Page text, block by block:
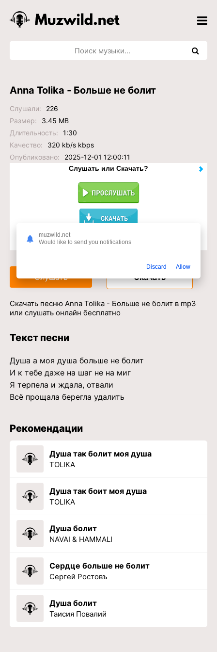
Anna Tolika - Больше не болит
Слушали:
226
Размер:
3.45 MB
Длительность:
1:30
Качество:
320 kb/s kbps
Опубликовано:
2025-12-01 12:00:11
Слушать или Скачать?
Доступ к музыкальному сервису
Слушать Скачать
Скачать песню Anna Tolika - Больше не болит в mp3
или слушать онлайн бесплатно
Текст песни
Душа а моя душа больше не болит
И к тебе даже на шаг не на миг
Я терпела и ждала, отвали
Всё прощала берегла удалить
Рекомендации
Душа так болит моя душа
TOLIKA
Душа так боит моя душа
TOLIKA
Душа болит
NAVAI & HAMMALI
Сердце больше не болит
Сергей Ростовъ
Душа болит
Таисия Повалий
muzwild.net
Would like to send you notifications
Discard Allow